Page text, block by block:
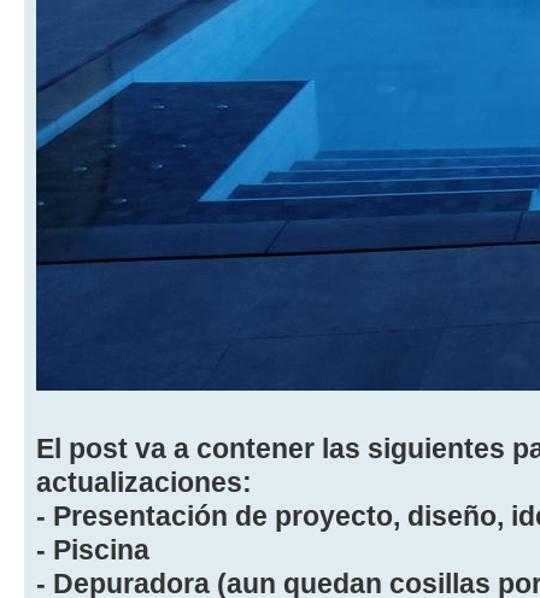
El post va a contener las siguientes
actualizaciones:
- Presentación de proyecto, diseño,
- Piscina
- Depuradora (aun quedan cosillas